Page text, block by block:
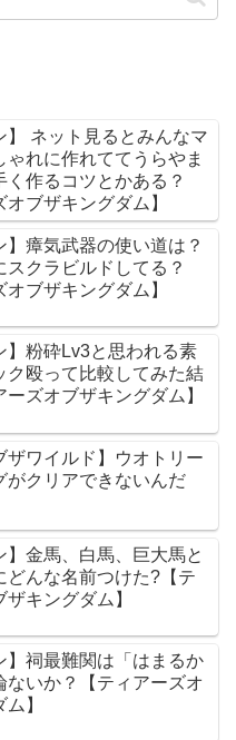
】 ネット見るとみんなマ
ゃれに作れててうらやま
く作るコツとかある？
オブザキングダム】
】瘴気武器の使い道は？
スクラビルドしてる？
オブザキングダム】
】粉砕Lv3と思われる素
ク殴って比較してみた結
ーズオブザキングダム】
ザワイルド】ウオトリー
がクリアできないんだ
】金馬、白馬、巨大馬と
どんな名前つけた?【テ
ザキングダム】
】祠最難関は「はまるか
ないか？【ティアーズオ
】